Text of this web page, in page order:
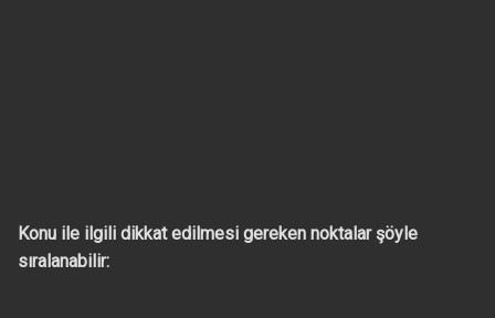
Konu ile ilgili dikkat edilmesi gereken noktalar şöyle
sıralanabilir: